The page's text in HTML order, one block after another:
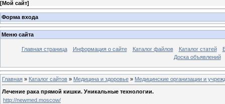
[Мой сайт]
Форма входа
Меню сайта
Главная страница Информация о сайте Каталог файлов Каталог статей
Доска объявлений
Главная » Каталог сайтов » Медицина и здоровье » Медицинские организации и
Лечение рака прямой кишки. Уникальные технологии.
http://newmed.moscow/